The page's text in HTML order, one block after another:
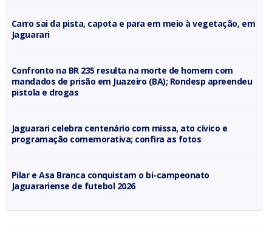
Carro sai da pista, capota e para em meio à vegetação, em
Jaguarari
Confronto na BR 235 resulta na morte de homem com
mandados de prisão em Juazeiro (BA); Rondesp apreendeu
pistola e drogas
Jaguarari celebra centenário com missa, ato cívico e
programação comemorativa; confira as fotos
Pilar e Asa Branca conquistam o bi-campeonato
Jaguarariense de futebol 2026